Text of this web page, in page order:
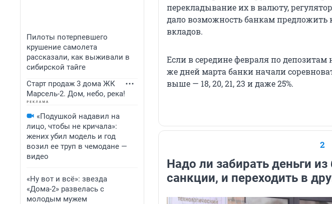
Пилоты потерпевшего
крушение самолета
рассказали, как выживали в
сибирской тайге
Старт продаж 3 дома ЖК
Марсель-2. Дом, небо, река!
«Подушкой надавил на
лицо, чтобы не кричала»:
жених убил модель и год
возил ее труп в чемодане —
видео
«Ну вот и всё»: звезда
«Дома-2» развелась с
молодым мужем
перекладывание их в валюту,
дало возможность банкам предложить
вкладов.
Если в середине февраля по депозитам
же дней марта банки начали
выше — 18, 20, 21, 23 и даже 25%.
2
Надо ли забирать деньги
санкции, и переходить в